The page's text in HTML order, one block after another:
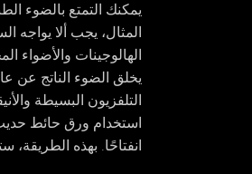
يمكنك التمتع بالضوء
المثال، يجب ألا يواجه
الهالوجينات والأضواء
يخلق الضوء الناتج عن
التلفزيون البسيطة
استخدام ورق حائط
انفتاحًا. بهذه